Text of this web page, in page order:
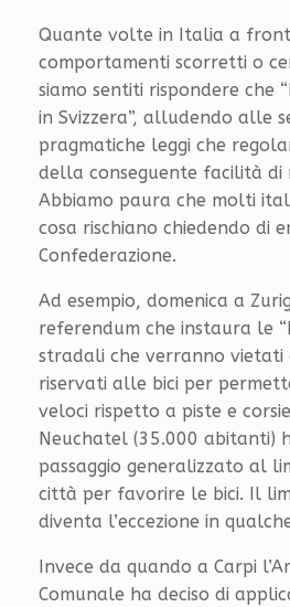
Quante volte in Italia a
comportamenti scorretti o
siamo sentiti rispondere che
in Svizzera”, alludendo alle
pragmatiche leggi che
della conseguente facilità di
Abbiamo paura che molti
cosa rischiano chiedendo di
Confederazione.
Ad esempio, domenica a
referendum che instaura le
stradali che verranno
riservati alle bici per
veloci rispetto a piste e
Neuchatel (35.000 abitanti)
passaggio generalizzato al
città per favorire le bici. Il
diventa l’eccezione in
Invece da quando a Carpi
Comunale ha deciso di